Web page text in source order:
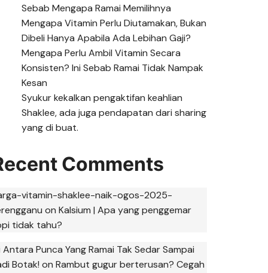
Sebab Mengapa Ramai Memilihnya
Mengapa Vitamin Perlu Diutamakan, Bukan
Dibeli Hanya Apabila Ada Lebihan Gaji?
Mengapa Perlu Ambil Vitamin Secara
Konsisten? Ini Sebab Ramai Tidak Nampak
Kesan
Syukur kekalkan pengaktifan keahlian
Shaklee, ada juga pendapatan dari sharing
yang di buat.
Comments
vitamin-shaklee-naik-ogos-2025-
on Kalsium | Apa yang penggemar
tidak tahu?
Antara Punca Yang Ramai Tak Sedar Sampai
Botak! on Rambut gugur berterusan? Cegah